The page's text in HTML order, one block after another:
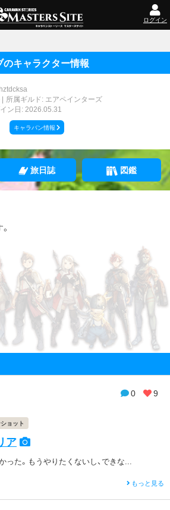
ログイン
のキャラクター情報
所属ギルド: エアペインターズ
ン日: 2026.05.31
キャラバン情報
旅日誌 図鑑
0 9
ョット
ア
た。もうやりたくないし、できな...
もっと見る